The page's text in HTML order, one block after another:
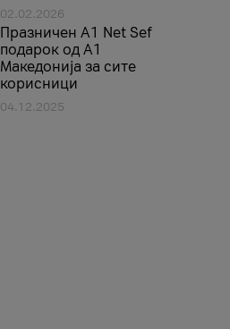
02.02.2026
Празничен A1 Net Sеf
подарок од А1
Македонија за сите
корисници
04.12.2025